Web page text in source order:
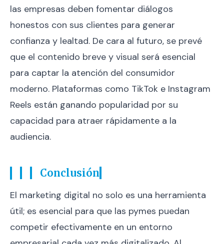
las empresas deben fomentar diálogos
honestos con sus clientes para generar
confianza y lealtad. De cara al futuro, se prevé
que el contenido breve y visual será esencial
para captar la atención del consumidor
moderno. Plataformas como TikTok e Instagram
Reels están ganando popularidad por su
capacidad para atraer rápidamente a la
audiencia.
Conclusión
El marketing digital no solo es una herramienta
útil; es esencial para que las pymes puedan
competir efectivamente en un entorno